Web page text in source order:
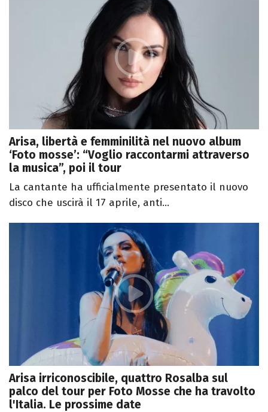
Arisa, libertà e femminilità nel nuovo album
‘Foto mosse’: “Voglio raccontarmi attraverso
la musica”, poi il tour
La cantante ha ufficialmente presentato il nuovo
disco che uscirà il 17 aprile, anti...
Arisa irriconoscibile, quattro Rosalba sul
palco del tour per Foto Mosse che ha travolto
l'Italia. Le prossime date